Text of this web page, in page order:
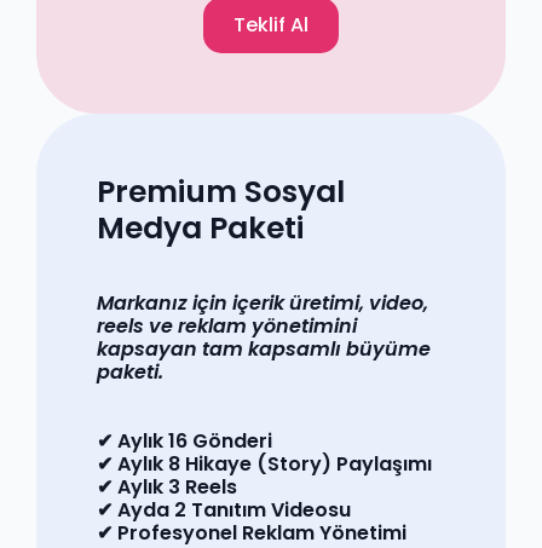
Teklif Al
Premium Sosyal
Medya Paketi
Markanız için içerik üretimi, video,
reels ve reklam yönetimini
kapsayan tam kapsamlı büyüme
paketi.
✔ Aylık 16 Gönderi
✔ Aylık 8 Hikaye (Story) Paylaşımı
✔ Aylık 3 Reels
✔ Ayda 2 Tanıtım Videosu
✔ Profesyonel Reklam Yönetimi